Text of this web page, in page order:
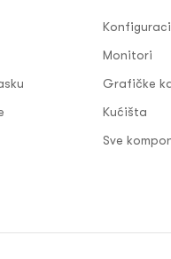
Monitori
Grafičke
Kućišta
Sve